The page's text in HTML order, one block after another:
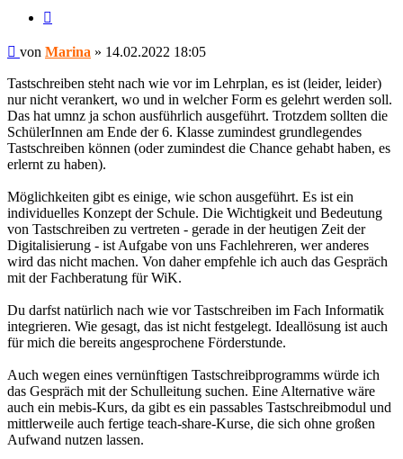
Beitrag
von Marina » 14.02.2022 18:05
Tastschreiben steht nach wie vor im Lehrplan, es ist (leider, leider)
nur nicht verankert, wo und in welcher Form es gelehrt werden soll.
Das hat umnz ja schon ausführlich ausgeführt. Trotzdem sollten die
SchülerInnen am Ende der 6. Klasse zumindest grundlegendes
Tastschreiben können (oder zumindest die Chance gehabt haben, es
erlernt zu haben).
Möglichkeiten gibt es einige, wie schon ausgeführt. Es ist ein
individuelles Konzept der Schule. Die Wichtigkeit und Bedeutung
von Tastschreiben zu vertreten - gerade in der heutigen Zeit der
Digitalisierung - ist Aufgabe von uns Fachlehreren, wer anderes
wird das nicht machen. Von daher empfehle ich auch das Gespräch
mit der Fachberatung für WiK.
Du darfst natürlich nach wie vor Tastschreiben im Fach Informatik
integrieren. Wie gesagt, das ist nicht festgelegt. Ideallösung ist auch
für mich die bereits angesprochene Förderstunde.
Auch wegen eines vernünftigen Tastschreibprogramms würde ich
das Gespräch mit der Schulleitung suchen. Eine Alternative wäre
auch ein mebis-Kurs, da gibt es ein passables Tastschreibmodul und
mittlerweile auch fertige teach-share-Kurse, die sich ohne großen
Aufwand nutzen lassen.